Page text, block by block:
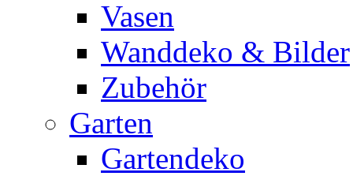
Vasen
Wanddeko & Bilder
Zubehör
Garten
Gartendeko